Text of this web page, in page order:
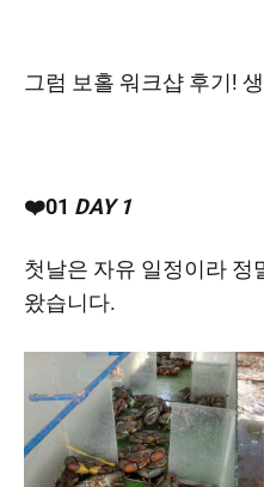
그럼 보홀 워크샵 후기!
❤️01 DAY 1
첫날은 자유 일정이라 정
왔습니다.